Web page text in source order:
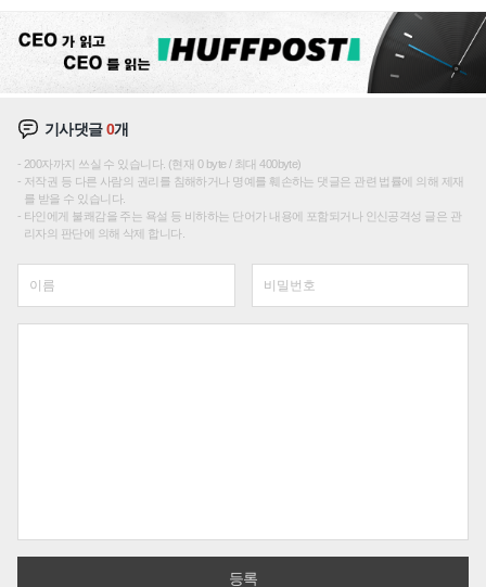
기사댓글0개
200자까지 쓰실 수 있습니다. (현재 0 byte / 최대 400byte)
저작권 등 다른 사람의 권리를 침해하거나 명예를 훼손하는 댓글은 관련 법률에 의해 제재
를 받을 수 있습니다.
타인에게 불쾌감을 주는 욕설 등 비하하는 단어가 내용에 포함되거나 인신공격성 글은 관
리자의 판단에 의해 삭제 합니다.